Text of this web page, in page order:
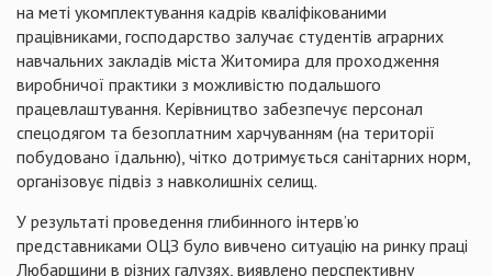
на меті укомплектування кадрів кваліфікованими
працівниками, господарство залучає студентів аграрних
навчальних закладів міста Житомира для проходження
виробничої практики з можливістю подальшого
працевлаштування. Керівництво забезпечує персонал
спецодягом та безоплатним харчуванням (на території
побудовано їдальню), чітко дотримується санітарних норм,
організовує підвіз з навколишніх селищ.
У результаті проведення глибинного інтерв’ю
представниками ОЦЗ було вивчено ситуацію на ринку праці
Любарщини в різних галузях, виявлено перспективну